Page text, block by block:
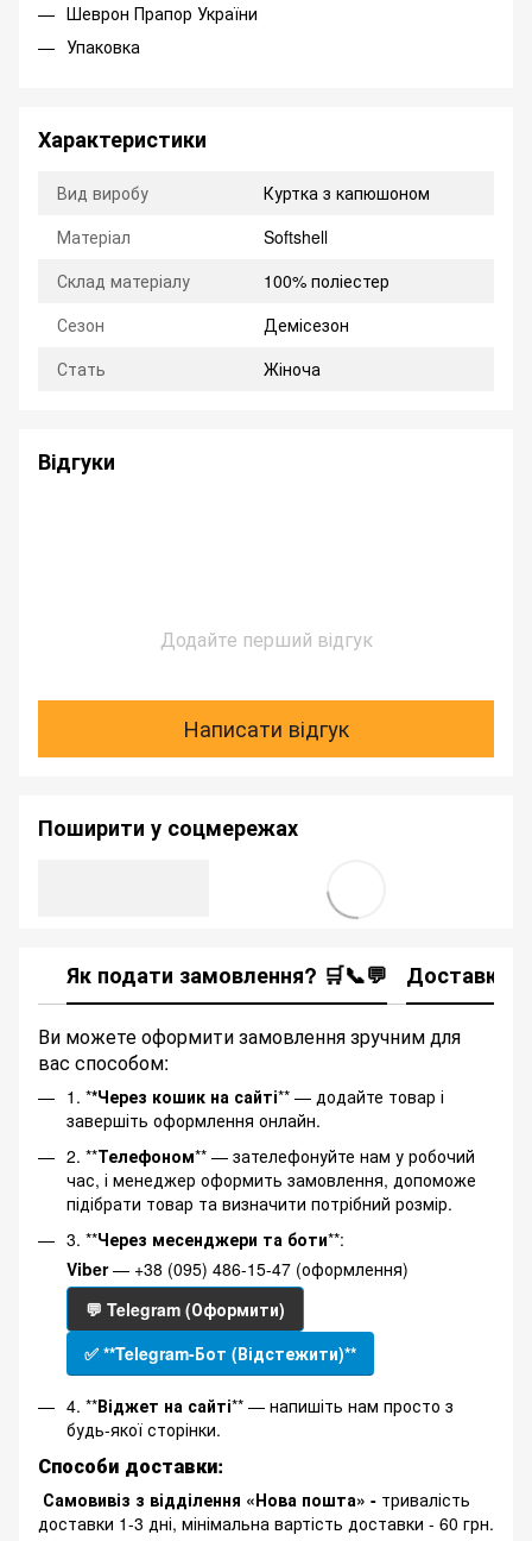
Шеврон Прапор України
Упаковка
Характеристики
Вид виробу
Куртка з капюшоном
Матеріал
Softshell
Склад матеріалу
100% поліестер
Сезон
Демісезон
Стать
Жіноча
Відгуки
Додайте перший відгук
Написати відгук
Поширити у соцмережах
Як подати замовлення? 🛒📞💬 Доставка
Ви можете оформити замовлення зручним для
вас способом:
1. **Через кошик на сайті** — додайте товар і
завершіть оформлення онлайн.
2. **Телефоном** — зателефонуйте нам у робочий
час, і менеджер оформить замовлення, допоможе
підібрати товар та визначити потрібний розмір.
3. **Через месенджери та боти**:
Viber— +38 (095) 486-15-47 (оформлення)
💬 Telegram (Оформити)
✅ **Telegram-Бот (Відстежити)**
4. **Віджет на сайті** — напишіть нам просто з
будь-якої сторінки.
Способи доставки:
Самовивіз з відділення «Нова пошта» - тривалість
доставки 1-3 дні, мінімальна вартість доставки - 60 грн.